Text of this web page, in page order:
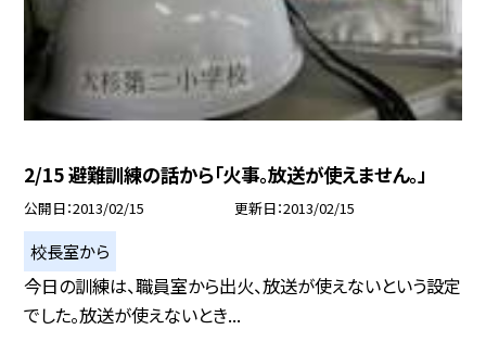
2/15 避難訓練の話から「火事。放送が使えません。」
公開日 2013/02/15 更新日 2013/02/15
校長室から
今日の訓練は、職員室から出火、放送が使えないという設定
でした。放送が使えないとき...